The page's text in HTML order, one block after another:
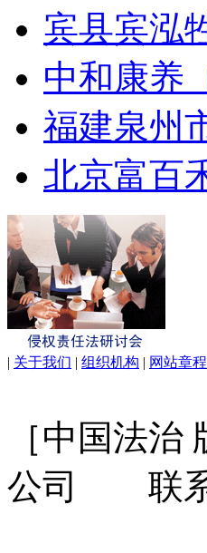
宾县宾泓
中和康养
福建泉州
北京富百
| 关于我们 | 组织机构 | 网站章程
［中国法
公司 联系